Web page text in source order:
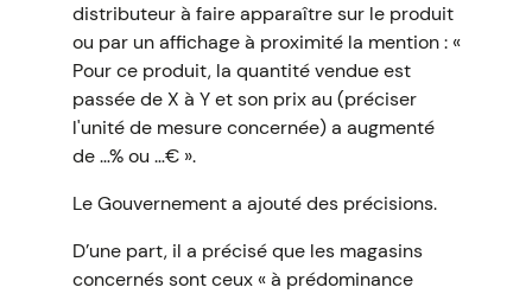
distributeur à faire apparaître sur le produit
ou par un affichage à proximité la mention : «
Pour ce produit, la quantité vendue est
passée de X à Y et son prix au (préciser
l'unité de mesure concernée) a augmenté
de …% ou …€ ».
Le Gouvernement a ajouté des précisions.
D’une part, il a précisé que les magasins
concernés sont ceux « à prédominance